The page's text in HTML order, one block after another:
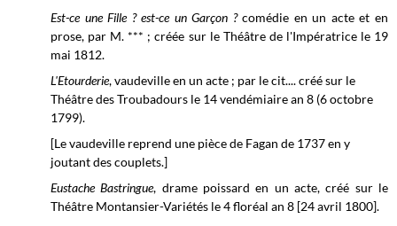
Est-ce une Fille ? est-ce un Garçon ?comédie en un acte et en
prose, par M. *** ; créée sur le Théâtre de l'Impératrice le 19
mai 1812.
L'Etourderie, vaudeville en un acte ; par le cit.... créé sur le
Théâtre des Troubadours le 14 vendémiaire an 8 (6 octobre
1799).
[Le vaudeville reprend une pièce de Fagan de 1737 en y
joutant des couplets.]
Eustache Bastringue, drame poissard en un acte, créé sur le
Théâtre Montansier-Variétés le 4 floréal an 8 [24 avril 1800].